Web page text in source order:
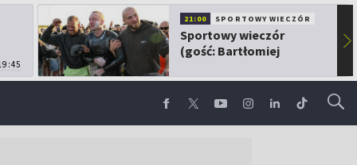
21:00 SPORTOWY WIECZÓR
Sportowy wieczór
(gość: Bartłomiej
▶